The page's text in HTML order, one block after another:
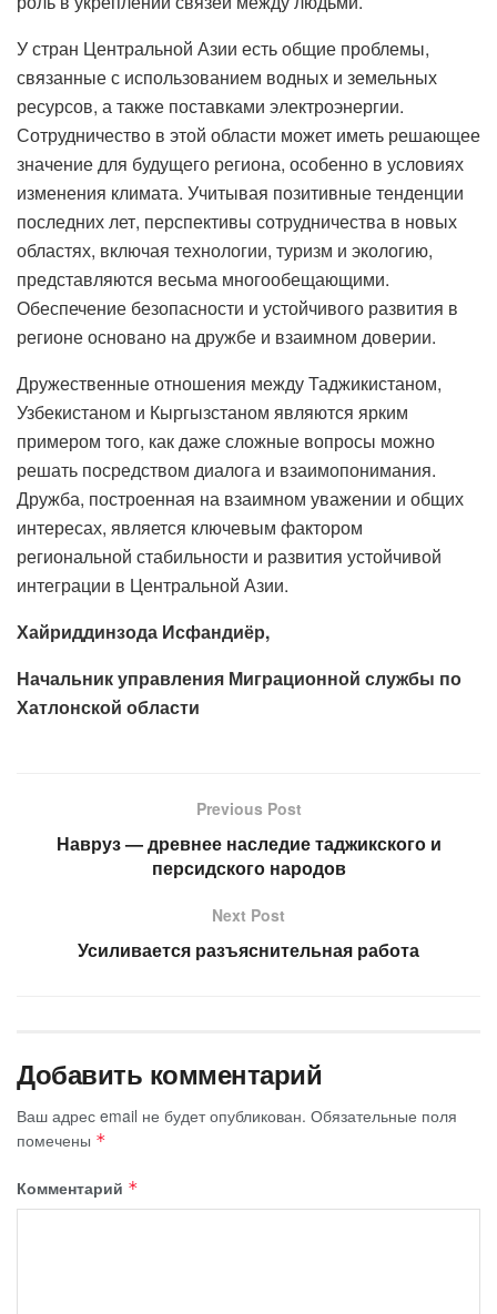
У стран Центральной Азии есть общие проблемы,
связанные с использованием водных и земельных
ресурсов, а также поставками электроэнергии.
Сотрудничество в этой области может иметь решающее
значение для будущего региона, особенно в условиях
изменения климата. Учитывая позитивные тенденции
последних лет, перспективы сотрудничества в новых
областях, включая технологии, туризм и экологию,
представляются весьма многообещающими.
Обеспечение безопасности и устойчивого развития в
регионе основано на дружбе и взаимном доверии.
Дружественные отношения между Таджикистаном,
Узбекистаном и Кыргызстаном являются ярким
примером того, как даже сложные вопросы можно
решать посредством диалога и взаимопонимания.
Дружба, построенная на взаимном уважении и общих
интересах, является ключевым фактором
региональной стабильности и развития устойчивой
интеграции в Центральной Азии.
Хайриддинзода Исфандиёр,
Начальник управления Миграционной службы по
Хатлонской области
Previous Post
Навруз — древнее наследие таджикского и
персидского народов
Next Post
Усиливается разъяснительная работа
Добавить комментарий
Ваш адрес email не будет опубликован. Обязательные поля
помечены *
Комментарий *